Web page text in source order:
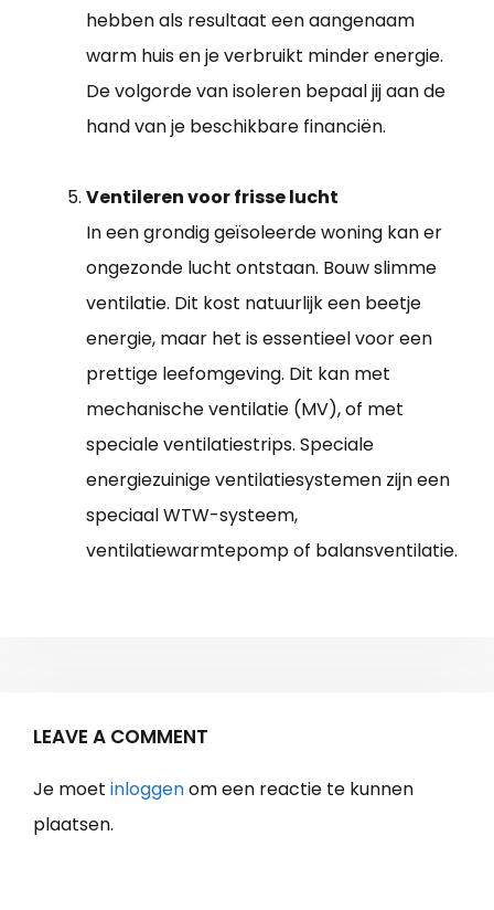
hebben als resultaat een aangenaam
warm huis en je verbruikt minder energie.
De volgorde van isoleren bepaal jij aan de
hand van je beschikbare financiën.
Ventileren voor frisse lucht
In een grondig geïsoleerde woning kan er
ongezonde lucht ontstaan. Bouw slimme
ventilatie. Dit kost natuurlijk een beetje
energie, maar het is essentieel voor een
prettige leefomgeving. Dit kan met
mechanische ventilatie (MV), of met
speciale ventilatiestrips. Speciale
energiezuinige ventilatiesystemen zijn een
speciaal WTW-systeem,
ventilatiewarmtepomp of balansventilatie.
LEAVE A COMMENT
Je moet inloggenom een reactie te kunnen
plaatsen.